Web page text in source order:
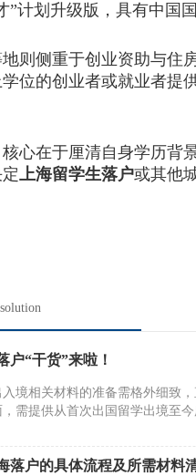
”计划升级版，具有中国
侧重于创业资助与住房
位的创业者或就业者提
在于厘清自身学历背景
上海留学生落户或其他
户“干货”来啦！
境相关材料的准备需格外细致
需提供从首次出国留学出境至
落户的具体流程及所需材料